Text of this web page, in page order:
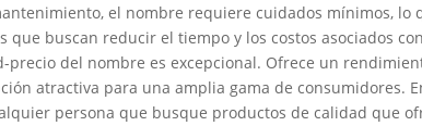
el nombre requiere cuidados mínimos, lo
que buscan reducir el tiempo y los costos asociados
precio del nombre es excepcional. Ofrece un
atractiva para una amplia gama de consumidores.
persona que busque productos de calidad que